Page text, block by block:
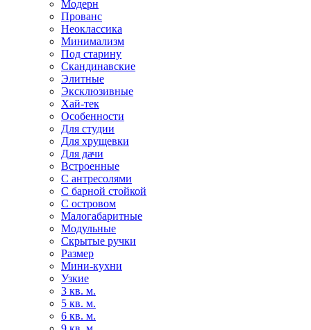
Модерн
Прованс
Неоклассика
Минимализм
Под старину
Скандинавские
Элитные
Эксклюзивные
Хай-тек
Особенности
Для студии
Для хрущевки
Для дачи
Встроенные
С антресолями
С барной стойкой
С островом
Малогабаритные
Модульные
Скрытые ручки
Размер
Мини-кухни
Узкие
3 кв. м.
5 кв. м.
6 кв. м.